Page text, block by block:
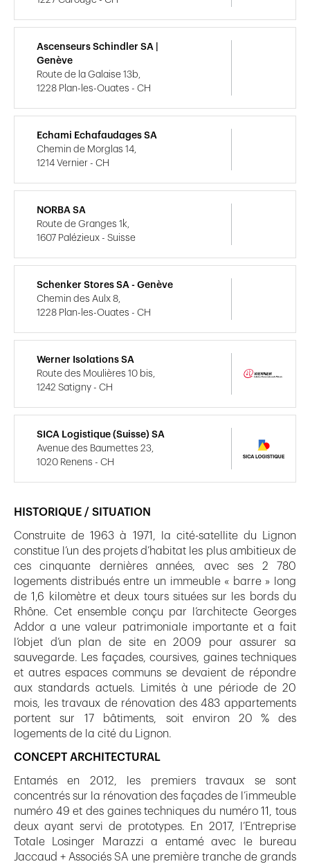
HISTORIQUE / SITUATION
Construite de 1963 à 1971, la cité-satellite du Lignon
constitue l’un des projets d’habitat les plus ambitieux de
ces cinquante dernières années, avec ses 2 780
logements distribués entre un immeuble « barre » long
de 1,6 kilomètre et deux tours situées sur les bords du
Rhône. Cet ensemble conçu par l’architecte Georges
Addor a une valeur patrimoniale importante et a fait
l’objet d’un plan de site en 2009 pour assurer sa
sauvegarde. Les façades, coursives, gaines techniques
et autres espaces communs se devaient de répondre
aux standards actuels. Limités à une période de 20
mois, les travaux de rénovation des 483 appartements
portent sur 17 bâtiments, soit environ 20 % des
logements de la cité du Lignon.
CONCEPT ARCHITECTURAL
Entamés en 2012, les premiers travaux se sont
concentrés sur la rénovation des façades de l’immeuble
numéro 49 et des gaines techniques du numéro 11, tous
deux ayant servi de prototypes. En 2017, l’Entreprise
Totale Losinger Marazzi a entamé avec le bureau
Jaccaud + Associés SA une première tranche de grands
Ascenseurs Schindler SA |
Genève
Route de la Galaise 13b,
1228 Plan-les-Ouates - CH
Echami Echafaudages SA
Chemin de Morglas 14,
1214 Vernier - CH
NORBA SA
Route de Granges 1k,
1607 Palézieux - Suisse
Schenker Stores SA - Genève
Chemin des Aulx 8,
1228 Plan-les-Ouates - CH
Werner Isolations SA
Route des Moulières 10 bis,
1242 Satigny - CH
SICA Logistique (Suisse) SA
Avenue des Baumettes 23,
1020 Renens - CH